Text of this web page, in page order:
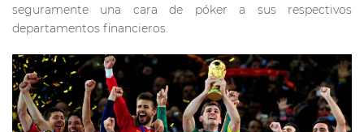
seguramente una cara de póker a sus respectivos
departamentos financieros.